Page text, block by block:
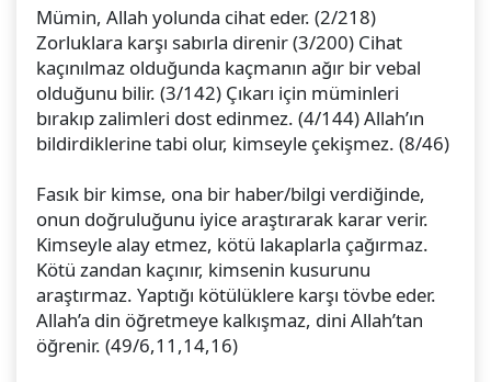
Mümin, Allah yolunda cihat eder. (2/218)
Zorluklara karşı sabırla direnir (3/200) Cihat
kaçınılmaz olduğunda kaçmanın ağır bir vebal
olduğunu bilir. (3/142) Çıkarı için müminleri
bırakıp zalimleri dost edinmez. (4/144) Allah’ın
bildirdiklerine tabi olur, kimseyle çekişmez. (8/46)
Fasık bir kimse, ona bir haber/bilgi verdiğinde,
onun doğruluğunu iyice araştırarak karar verir.
Kimseyle alay etmez, kötü lakaplarla çağırmaz.
Kötü zandan kaçınır, kimsenin kusurunu
araştırmaz. Yaptığı kötülüklere karşı tövbe eder.
Allah’a din öğretmeye kalkışmaz, dini Allah’tan
öğrenir. (49/6,11,14,16)